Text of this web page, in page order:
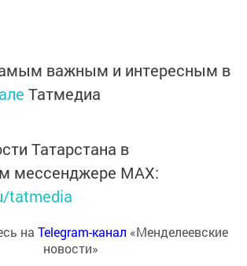
важным и интересным в
Татмедиа
Татарстана в
мессенджере MАХ:
tatmedia
на Telegram-канал «Менделеевские
новости»